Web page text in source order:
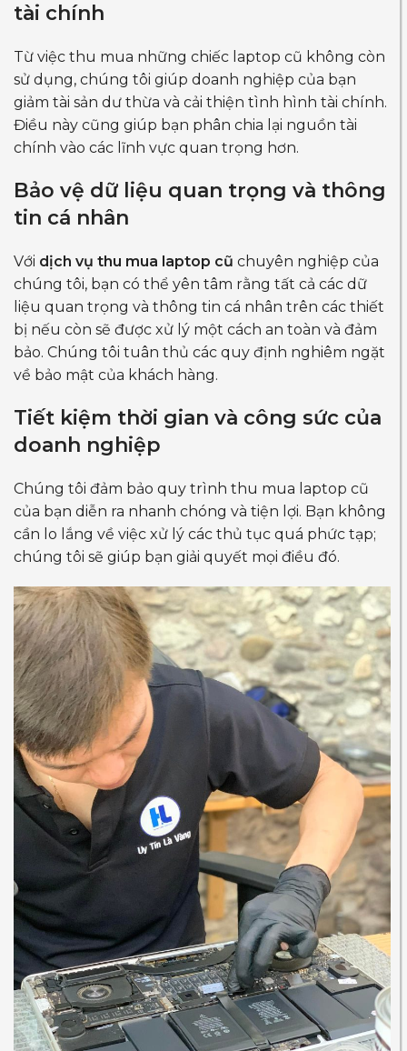
tài chính
Từ việc thu mua những chiếc laptop cũ không còn
sử dụng, chúng tôi giúp doanh nghiệp của bạn
giảm tài sản dư thừa và cải thiện tình hình tài chính.
Điều này cũng giúp bạn phân chia lại nguồn tài
chính vào các lĩnh vực quan trọng hơn.
Bảo vệ dữ liệu quan trọng và thông
tin cá nhân
Với dịch vụ thu mua laptop cũ chuyên nghiệp của
chúng tôi, bạn có thể yên tâm rằng tất cả các dữ
liệu quan trọng và thông tin cá nhân trên các thiết
bị nếu còn sẽ được xử lý một cách an toàn và đảm
bảo. Chúng tôi tuân thủ các quy định nghiêm ngặt
về bảo mật của khách hàng.
Tiết kiệm thời gian và công sức của
doanh nghiệp
Chúng tôi đảm bảo quy trình thu mua laptop cũ
của bạn diễn ra nhanh chóng và tiện lợi. Bạn không
cần lo lắng về việc xử lý các thủ tục quá phức tạp;
chúng tôi sẽ giúp bạn giải quyết mọi điều đó.